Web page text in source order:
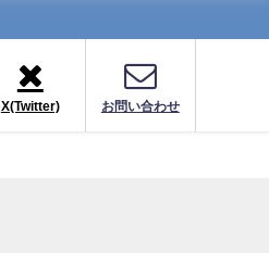
X(Twitter) お問い合わせ